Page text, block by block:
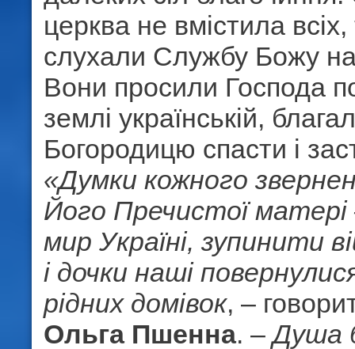
церква не вмістила
слухали Службу Божу на
Вони просили Господа
землі українській,
Богородицю спасти і
«Думки кожного
Його Пречистої
мир Україні, зупинити
і дочки наші
рідних домівок, –
Ольга Пшенна. –Душа